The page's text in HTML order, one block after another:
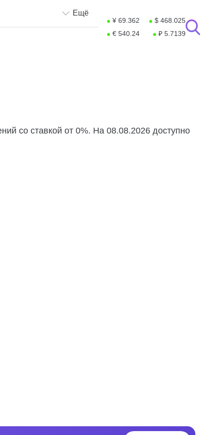
Ещё
¥ 69.362
$ 468.025
€ 540.24
₽ 5.7139
со ставкой от 0%. На 08.08.2026 доступно